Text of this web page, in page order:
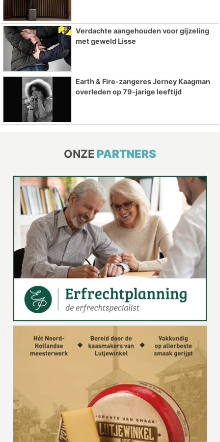
Verdachte aangehouden voor gijzeling
met geweld Lisse
Earth & Fire-zangeres Jerney Kaagman
overleden op 79-jarige leeftijd
ONZE PARTNERS